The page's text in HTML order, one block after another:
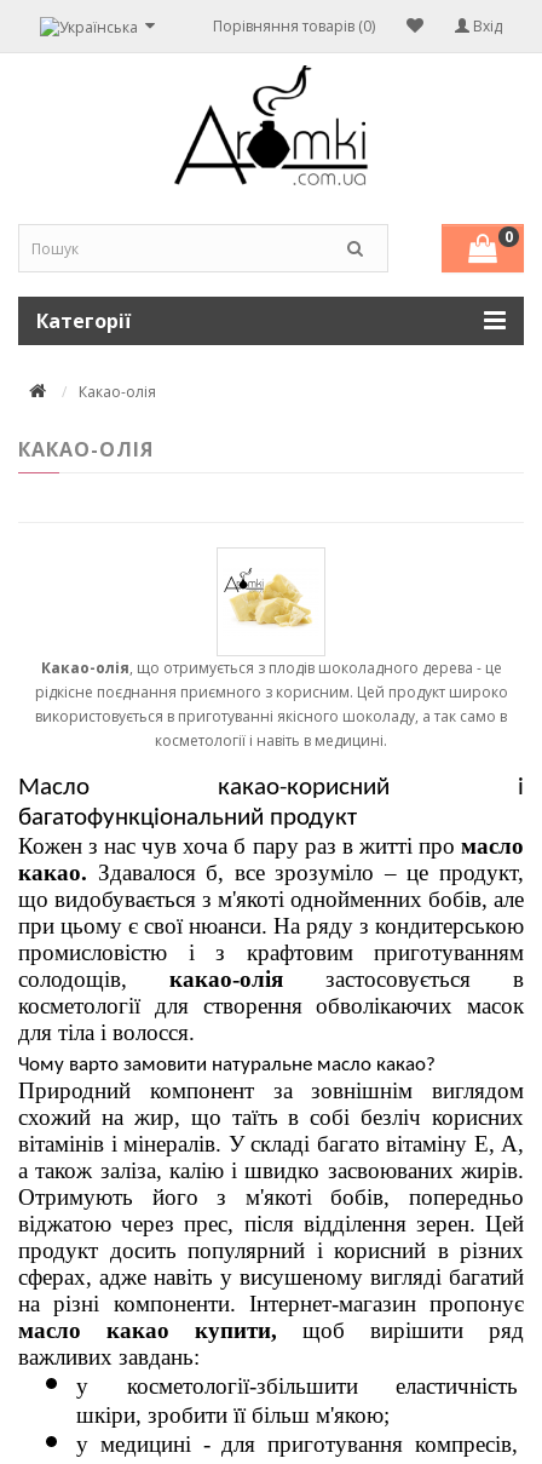
Вхід
Порівняння товарів (0)
0
Категорії
Какао-олія
КАКАО-ОЛІЯ
Какао-олія, що отримується з плодів шоколадного дерева - це
рідкісне поєднання приємного з корисним. Цей продукт широко
використовується в приготуванні якісного шоколаду, а так само в
косметології і навіть в медицині.
Масло какао-корисний і
багатофункціональний продукт
Кожен з нас чув хоча б пару раз в житті про масло
какао. Здавалося б, все зрозуміло – це продукт,
що видобувається з м'якоті однойменних бобів, але
при цьому є свої нюанси. На ряду з кондитерською
промисловістю і з крафтовим приготуванням
солодощів, какао-олія застосовується в
косметології для створення обволікаючих масок
для тіла і волосся.
Чому варто замовити натуральне масло какао?
Природний компонент за зовнішнім виглядом
схожий на жир, що таїть в собі безліч корисних
вітамінів і мінералів. У складі багато вітаміну Е, А,
а також заліза, калію і швидко засвоюваних жирів.
Отримують його з м'якоті бобів, попередньо
віджатою через прес, після відділення зерен. Цей
продукт досить популярний і корисний в різних
сферах, адже навіть у висушеному вигляді багатий
масло какао купити, щоб вирішити ряд
важливих завдань:
у косметології-збільшити еластичність
шкіри, зробити її більш м'якою;
у медицині - для приготування компресів,